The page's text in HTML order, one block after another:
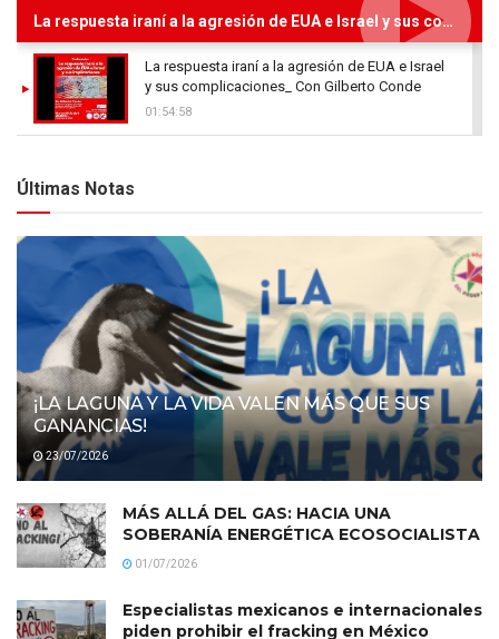
La respuesta iraní a la agresión de EUA e Israel y sus complicaciones_ Con Gilberto Conde
La respuesta iraní a la agresión de EUA e Israel
y sus complicaciones_ Con Gilberto Conde
01:54:58
Últimas Notas
¡LA LAGUNA Y LA VIDA VALEN MÁS QUE SUS
GANANCIAS!
23/07/2026
MÁS ALLÁ DEL GAS: HACIA UNA
SOBERANÍA ENERGÉTICA ECOSOCIALISTA
01/07/2026
Especialistas mexicanos e internacionales
piden prohibir el fracking en México